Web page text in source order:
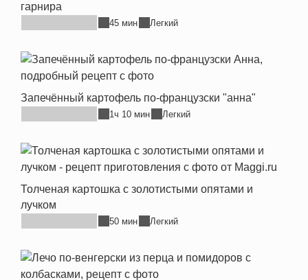
гарнира
45 мин Легкий
Запечённый картофель по-французски "анна"
1ч 10 мин Легкий
Толченая картошка с золотистыми опятами и
лучком
50 мин Легкий